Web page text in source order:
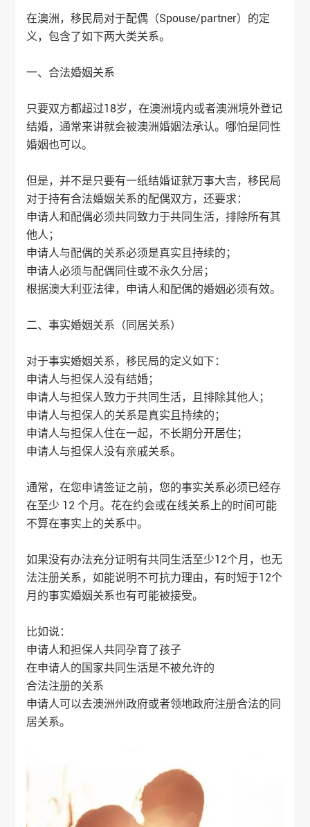
在澳洲，移民局对于配偶（Spouse/partner）的定
义，包含了如下两大类关系。
一、合法婚姻关系
只要双方都超过18岁，在澳洲境内或者澳洲境外登记
结婚，通常来讲就会被澳洲婚姻法承认。哪怕是同性
婚姻也可以。
但是，并不是只要有一纸结婚证就万事大吉，移民局
对于持有合法婚姻关系的配偶双方，还要求：
申请人和配偶必须共同致力于共同生活，排除所有其
他人；
申请人与配偶的关系必须是真实且持续的；
申请人必须与配偶同住或不永久分居；
根据澳大利亚法律，申请人和配偶的婚姻必须有效。
二、事实婚姻关系（同居关系）
对于事实婚姻关系，移民局的定义如下：
申请人与担保人没有结婚；
申请人与担保人致力于共同生活，且排除其他人；
申请人与担保人的关系是真实且持续的；
申请人与担保人住在一起，不长期分开居住；
申请人与担保人没有亲戚关系。
通常，在您申请签证之前，您的事实关系必须已经存
在至少 12 个月。花在约会或在线关系上的时间可能
不算在事实上的关系中。
如果没有办法充分证明有共同生活至少12个月，也无
法注册关系，如能说明不可抗力理由，有时短于12个
月的事实婚姻关系也有可能被接受。
比如说：
申请人和担保人共同孕育了孩子
在申请人的国家共同生活是不被允许的
合法注册的关系
申请人可以去澳洲州政府或者领地政府注册合法的同
居关系。